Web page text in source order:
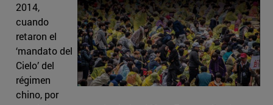
2014,
cuando
retaron el
‘mandato del
Cielo’ del
régimen
chino, por